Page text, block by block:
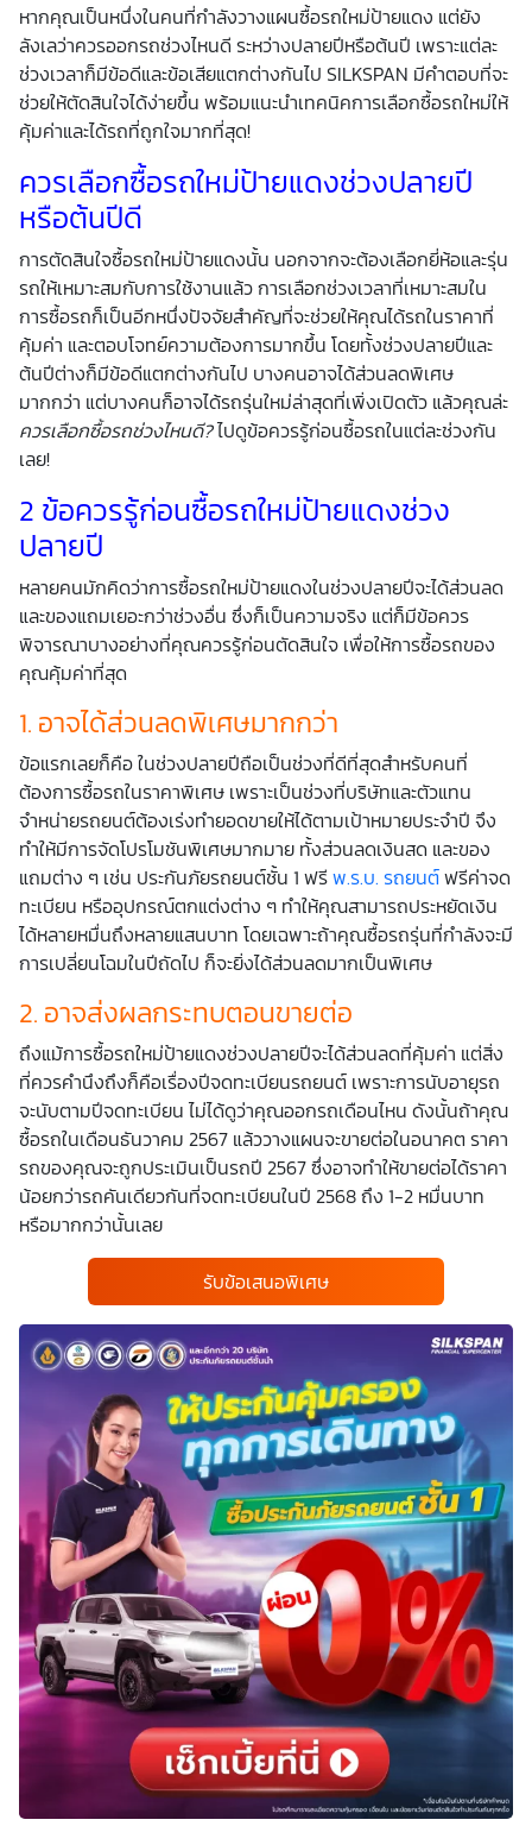
การใช้งานบางอย่างได้ เป็นต้น) และข้าพเจ้าทราบว่าการถอน
ความยินยอมดังกล่าว ไม่มีผลกระทบต่อการประมวลผลข้อมูล
ส่วนบุคคลที่ได้ดำเนินการเสร็จสิ้นไปแล้วก่อนการถอนความ
ยินยอม โดยข้าพเจ้าให้ถือเอาการกดเลือก “ให้ความยินยอม” ใน
ช่องสนทนา เป็นการแสดงเจตนายินยอมของข้าพเจ้าแทนการ
ลงลายมือชื่อเป็นหลักฐาน
หากคุณเป็นหนึ่งในคนที่กำลังวางแผนซื้อรถใหม่ป้ายแดง แต่ยัง
ลังเลว่าควรออกรถช่วงไหนดี ระหว่างปลายปีหรือต้นปี เพราะแต่ละ
ช่วงเวลาก็มีข้อดีและข้อเสียแตกต่างกันไป SILKSPAN มีคำตอบที่จะ
ช่วยให้ตัดสินใจได้ง่ายขึ้น พร้อมแนะนำเทคนิคการเลือกซื้อรถใหม่ให้
คุ้มค่าและได้รถที่ถูกใจมากที่สุด!
ควรเลือกซื้อรถใหม่ป้ายแดงช่วงปลายปี
หรือต้นปีดี
การตัดสินใจซื้อรถใหม่ป้ายแดงนั้น นอกจากจะต้องเลือกยี่ห้อและรุ่น
รถให้เหมาะสมกับการใช้งานแล้ว การเลือกช่วงเวลาที่เหมาะสมใน
การซื้อรถก็เป็นอีกหนึ่งปัจจัยสำคัญที่จะช่วยให้คุณได้รถในราคาที่
คุ้มค่า และตอบโจทย์ความต้องการมากขึ้น โดยทั้งช่วงปลายปีและ
ต้นปีต่างก็มีข้อดีแตกต่างกันไป บางคนอาจได้ส่วนลดพิเศษ
มากกว่า แต่บางคนก็อาจได้รถรุ่นใหม่ล่าสุดที่เพิ่งเปิดตัว แล้วคุณล่ะ
ควรเลือกซื้อรถช่วงไหนดี?ไปดูข้อควรรู้ก่อนซื้อรถในแต่ละช่วงกัน
เลย!
2 ข้อควรรู้ก่อนซื้อรถใหม่ป้ายแดงช่วง
ปลายปี
หลายคนมักคิดว่าการซื้อรถใหม่ป้ายแดงในช่วงปลายปีจะได้ส่วนลด
และของแถมเยอะกว่าช่วงอื่น ซึ่งก็เป็นความจริง แต่ก็มีข้อควร
พิจารณาบางอย่างที่คุณควรรู้ก่อนตัดสินใจ เพื่อให้การซื้อรถของ
คุณคุ้มค่าที่สุด
1. อาจได้ส่วนลดพิเศษมากกว่า
ข้อแรกเลยก็คือ ในช่วงปลายปีถือเป็นช่วงที่ดีที่สุดสำหรับคนที่
ต้องการซื้อรถในราคาพิเศษ เพราะเป็นช่วงที่บริษัทและตัวแทน
จำหน่ายรถยนต์ต้องเร่งทำยอดขายให้ได้ตามเป้าหมายประจำปี จึง
ทำให้มีการจัดโปรโมชันพิเศษมากมาย ทั้งส่วนลดเงินสด และของ
แถมต่าง ๆ เช่น ประกันภัยรถยนต์ชั้น 1 ฟรีพ.ร.บ. รถยนต์ฟรีค่าจด
ทะเบียน หรืออุปกรณ์ตกแต่งต่าง ๆ ทำให้คุณสามารถประหยัดเงิน
ได้หลายหมื่นถึงหลายแสนบาท โดยเฉพาะถ้าคุณซื้อรถรุ่นที่กำลังจะมี
การเปลี่ยนโฉมในปีถัดไป ก็จะยิ่งได้ส่วนลดมากเป็นพิเศษ
2. อาจส่งผลกระทบตอนขายต่อ
ถึงแม้การซื้อรถใหม่ป้ายแดงช่วงปลายปีจะได้ส่วนลดที่คุ้มค่า แต่สิ่ง
ที่ควรคำนึงถึงก็คือเรื่องปีจดทะเบียนรถยนต์ เพราะการนับอายุรถ
จะนับตามปีจดทะเบียน ไม่ได้ดูว่าคุณออกรถเดือนไหน ดังนั้นถ้าคุณ
ซื้อรถในเดือนธันวาคม 2567 แล้ววางแผนจะขายต่อในอนาคต ราคา
รถของคุณจะถูกประเมินเป็นรถปี 2567 ซึ่งอาจทำให้ขายต่อได้ราคา
น้อยกว่ารถคันเดียวกันที่จดทะเบียนในปี 2568 ถึง 1-2 หมื่นบาท
หรือมากกว่านั้นเลย
รับข้อเสนอพิเศษ